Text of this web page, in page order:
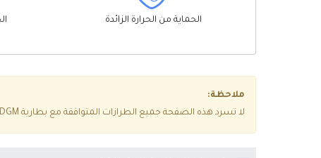
الحماية من الحرارة الزائدة
ملاحظة:
لا تسرد هذه الصفحة جميع الطرازات المتوافقة مع بطارية Electrolux PI92-6DGM، إذا كنت غير متأكد مما إذا كانت مناسبة لجهازك، فيرجى النقر فوق